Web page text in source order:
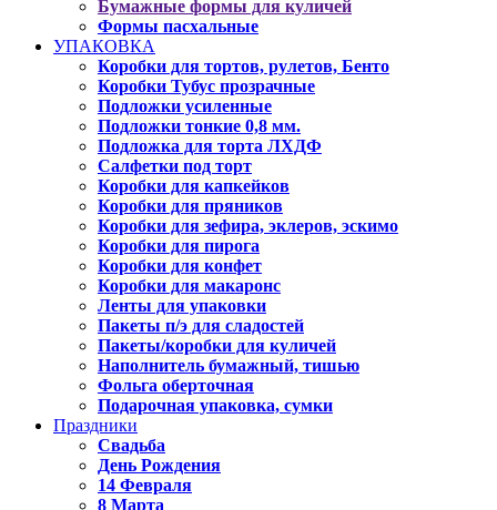
Бумажные формы для куличей
Формы пасхальные
УПАКОВКА
Коробки для тортов, рулетов, Бенто
Коробки Тубус прозрачные
Подложки усиленные
Подложки тонкие 0,8 мм.
Подложка для торта ЛХДФ
Салфетки под торт
Коробки для капкейков
Коробки для пряников
Коробки для зефира, эклеров, эскимо
Коробки для пирога
Коробки для конфет
Коробки для макаронс
Ленты для упаковки
Пакеты п/э для сладостей
Пакеты/коробки для куличей
Наполнитель бумажный, тишью
Фольга оберточная
Подарочная упаковка, сумки
Праздники
Свадьба
День Рождения
14 Февраля
8 Марта